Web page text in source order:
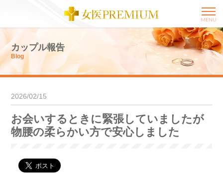
MENU
カップル報告
Blog
2026/02/15
お会いするときに緊張していましたが
物腰の柔らかい方で安心しました